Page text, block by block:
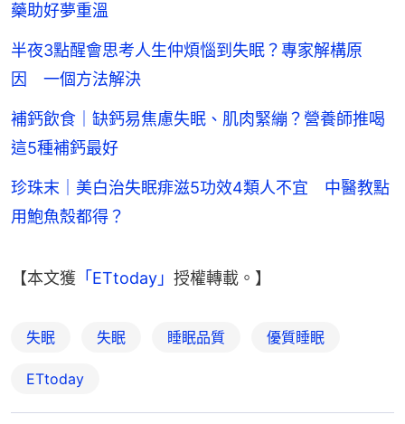
藥助好夢重溫
半夜3點醒會思考人生仲煩惱到失眠？專家解構原
因 一個方法解決
補鈣飲食｜缺鈣易焦慮失眠、肌肉緊繃？營養師推喝
這5種補鈣最好
珍珠末｜美白治失眠痱滋5功效4類人不宜 中醫教點
用鮑魚殼都得？
【本文獲 「ETtoday」 授權轉載。】
失眠 失眠 睡眠品質 優質睡眠
ETtoday